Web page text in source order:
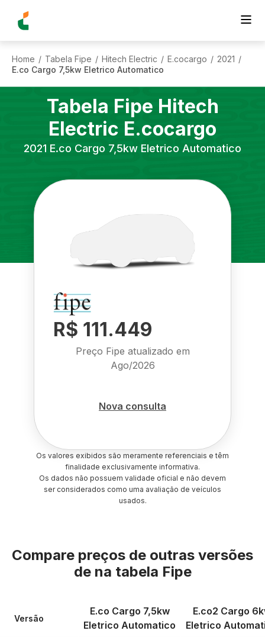
Home / Tabela Fipe / Hitech Electric / E.cocargo / 2021 /
E.co Cargo 7,5kw Eletrico Automatico
Tabela Fipe Hitech
Electric E.cocargo
2021 E.co Cargo 7,5kw Eletrico Automatico
R$ 111.449
Preço Fipe atualizado em
Ago/2026
Nova consulta
Os valores exibidos são meramente referenciais e têm
finalidade exclusivamente informativa.
Os dados não possuem validade oficial e não devem
ser considerados como uma avaliação de veículos
usados.
Compare preços de outras versões
de na tabela Fipe
Versão
E.co Cargo 7,5kw
Eletrico Automatico
E.co2 Cargo
Eletrico